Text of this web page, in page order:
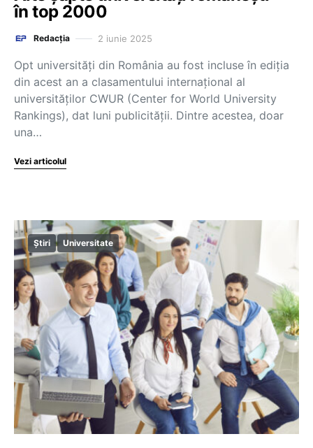
în top 2000
Redacția 2 iunie 2025
Opt universități din România au fost incluse în ediția
din acest an a clasamentului internațional al
universităților CWUR (Center for World University
Rankings), dat luni publicității. Dintre acestea, doar
una…
Vezi articolul
Știri Universitate